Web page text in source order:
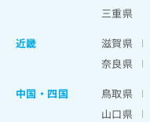
三重県
近畿
滋賀県
奈良県
中国・四国
鳥取県
山口県